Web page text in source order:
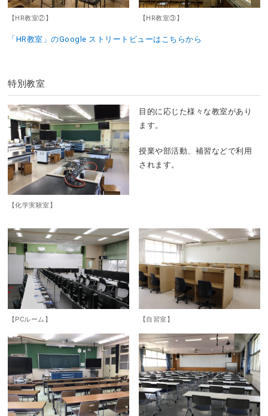
【HR教室②】 【HR教室③】
「HR教室」のGoogle ストリートビューはこちらから
特別教室
【化学実験室】
目的に応じた様々な教室があり
ます。
授業や部活動、補習などで利用
されます。
【PCルーム】 【自習室】